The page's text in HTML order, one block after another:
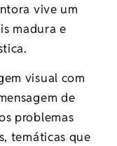
vive um
madura e
visual com
de
problemas
temáticas que